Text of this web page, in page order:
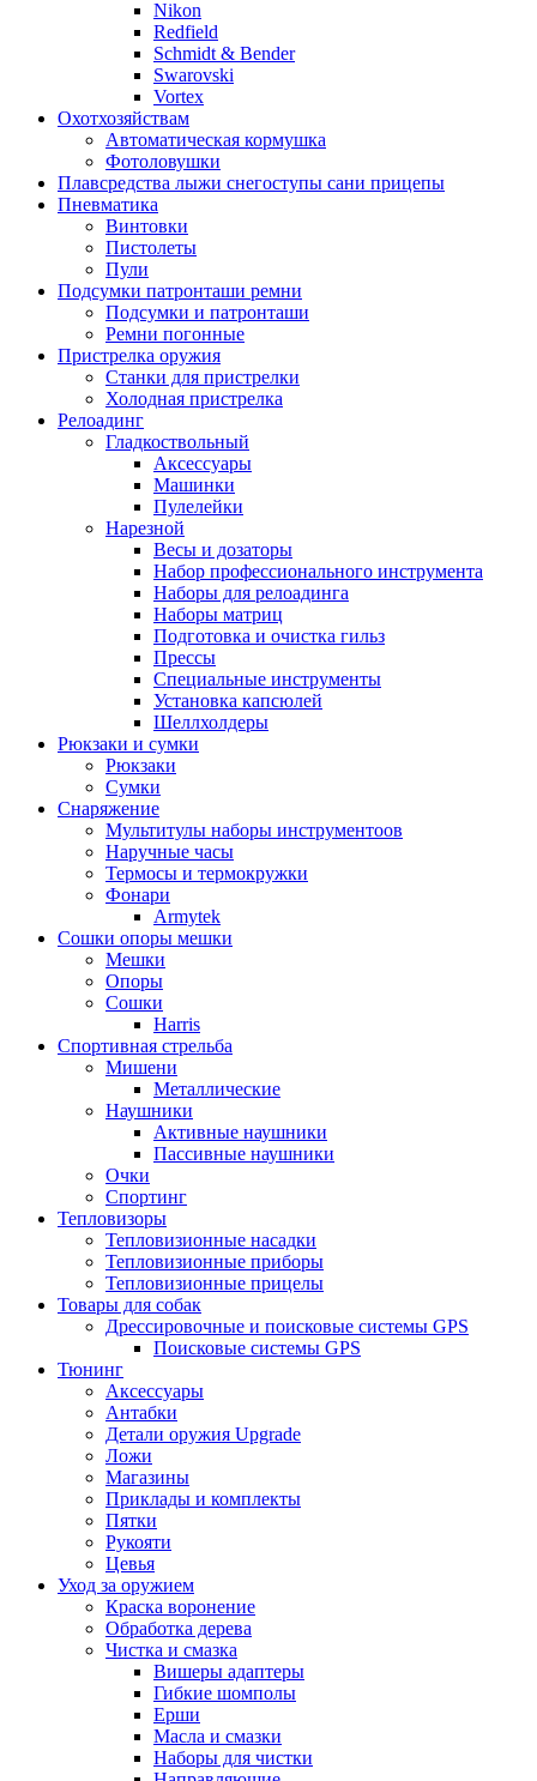
Nikon
Redfield
Schmidt & Bender
Swarovski
Vortex
Охотхозяйствам
Автоматическая кормушка
Фотоловушки
Плавсредства лыжи снегоступы сани прицепы
Пневматика
Винтовки
Пистолеты
Пули
Подсумки патронташи ремни
Подсумки и патронташи
Ремни погонные
Пристрелка оружия
Станки для пристрелки
Холодная пристрелка
Релоадинг
Гладкоствольный
Аксессуары
Машинки
Пулелейки
Нарезной
Весы и дозаторы
Набор профессионального инструмента
Наборы для релоадинга
Наборы матриц
Подготовка и очистка гильз
Прессы
Специальные инструменты
Установка капсюлей
Шеллхолдеры
Рюкзаки и сумки
Рюкзаки
Сумки
Снаряжение
Мультитулы наборы инструментоов
Наручные часы
Термосы и термокружки
Фонари
Armytek
Сошки опоры мешки
Мешки
Опоры
Сошки
Harris
Спортивная стрельба
Мишени
Металлические
Наушники
Активные наушники
Пассивные наушники
Очки
Спортинг
Тепловизоры
Тепловизионные насадки
Тепловизионные приборы
Тепловизионные прицелы
Товары для собак
Дрессировочные и поисковые системы GPS
Поисковые системы GPS
Тюнинг
Аксессуары
Антабки
Детали оружия Upgrade
Ложи
Магазины
Приклады и комплекты
Пятки
Рукояти
Цевья
Уход за оружием
Краска воронение
Обработка дерева
Чистка и смазка
Вишеры адаптеры
Гибкие шомполы
Ерши
Масла и смазки
Наборы для чистки